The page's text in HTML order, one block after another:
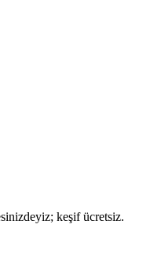
keşif ücretsiz.